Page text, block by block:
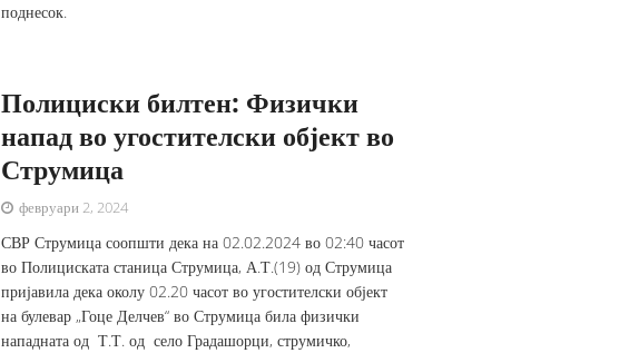
поднесок.
Полициски билтен: Физички
напад во угостителски објект во
Струмица
февруари 2, 2024
СВР Струмица соопшти дека на 02.02.2024 во 02:40 часот
во Полициската станица Струмица, А.Т.(19) од Струмица
пријавила дека околу 02.20 часот во угостителски објект
на булевар „Гоце Делчев“ во Струмица била физички
нападната од Т.Т. од село Градашорци, струмичко,